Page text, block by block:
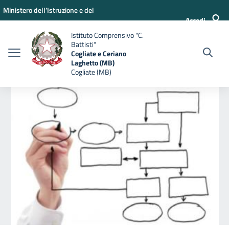
Vai ai contenuti
Vai al menu di navigazione
Vai al footer
Ministero dell’Istruzione e del
Accedi
Istituto Comprensivo "C.
Battisti"
Cogliate e Ceriano
Laghetto (MB)
Cogliate (MB)